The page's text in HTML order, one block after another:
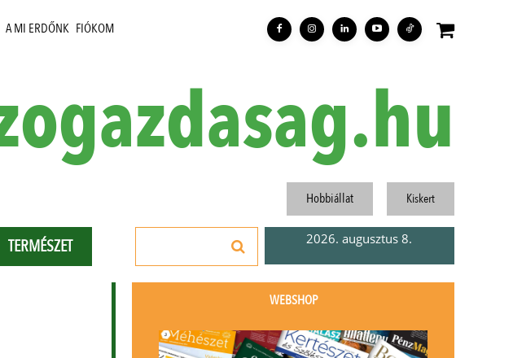
A MI ERDŐNK FIÓKOM
TERMÉSZET
Hobbiállat Kiskert
2026. augusztus 8.
WEBSHOP